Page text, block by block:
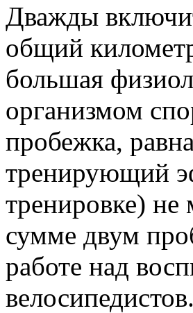
Дважды
общий
большая
организмом
пробежка,
тренирующий
тренировке) не
сумме двум
работе над
велосипедистов.